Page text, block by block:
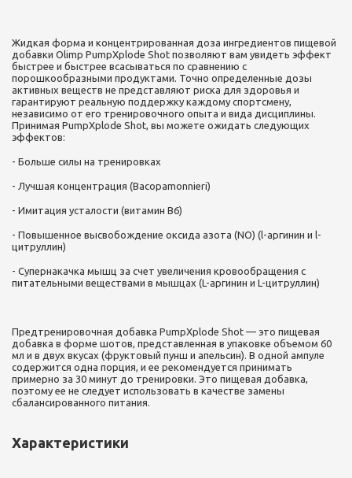
Жидкая форма и концентрированная доза ингредиентов пищевой
добавки Olimp PumpXplode Shot позволяют вам увидеть эффект
быстрее и быстрее всасываться по сравнению с
порошкообразными продуктами. Точно определенные дозы
активных веществ не представляют риска для здоровья и
гарантируют реальную поддержку каждому спортсмену,
независимо от его тренировочного опыта и вида дисциплины.
Принимая PumpXplode Shot, вы можете ожидать следующих
эффектов:
- Больше силы на тренировках
- Лучшая концентрация (Bacopamonnieri)
- Имитация усталости (витамин В6)
- Повышенное высвобождение оксида азота (NO) (l-аргинин и l-
цитруллин)
- Супернакачка мышц за счет увеличения кровообращения с
питательными веществами в мышцах (L-аргинин и L-цитруллин)
Предтренировочная добавка PumpXplode Shot — это пищевая
добавка в форме шотов, представленная в упаковке объемом 60
мл и в двух вкусах (фруктовый пунш и апельсин). В одной ампуле
содержится одна порция, и ее рекомендуется принимать
примерно за 30 минут до тренировки. Это пищевая добавка,
поэтому ее не следует использовать в качестве замены
сбалансированного питания.
Характеристики